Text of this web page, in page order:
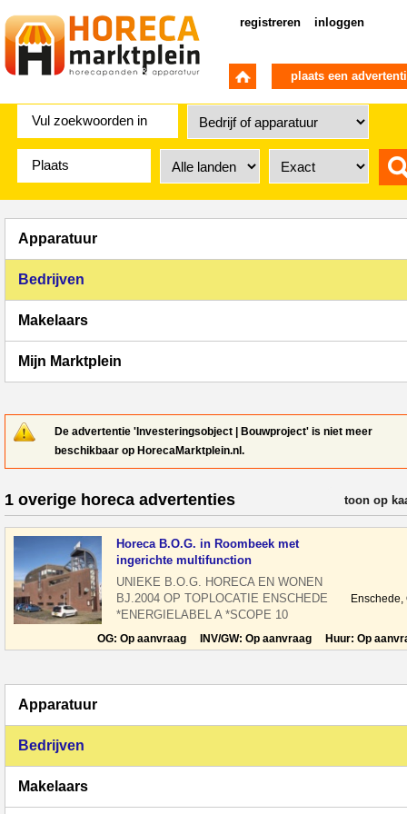
registreren inloggen
plaats een
Apparatuur
Bedrijven
Makelaars
Mijn Marktplein
De advertentie 'Investeringsobject | Bouwproject' is niet meer
beschikbaar op HorecaMarktplein.nl.
1 overige horeca advertenties verfijn
toon op
Horeca B.O.G. in Roombeek met
ingerichte multifunction
UNIEKE B.O.G. HORECA EN WONEN
BJ.2004 OP TOPLOCATIE ENSCHEDE
*ENERGIELABEL A *SCOPE 10
KEURING *HORECA CAT. 1 TE KOOP
VASTGOED HORECA EN
Enschede,
OG: Op aanvraag INV/GW: Op aanvraag Huur: Op
Apparatuur
Bedrijven
Makelaars